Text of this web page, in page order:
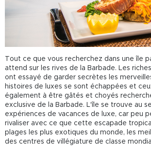
Tout ce que vous recherchez dans une île
attend sur les rives de la Barbade. Les
ont essayé de garder secrètes les
histoires de luxes se sont échappées et
également à être gâtés et choyés
exclusive de la Barbade. L'île se trouve au
expériences de vacances de luxe, car peu
rivaliser avec ce que cette escapade
plages les plus exotiques du monde, les
des centres de villégiature de classe